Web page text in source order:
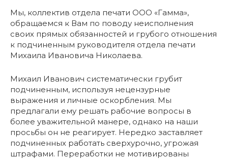
Мы, коллектив отдела печати ООО «Гамма»,
обращаемся к Вам по поводу неисполнения
своих прямых обязанностей и грубого отношения
к подчиненным руководителя отдела печати
Михаила Ивановича Николаева.
Михаил Иванович систематически грубит
подчиненным, используя нецензурные
выражения и личные оскорбления. Мы
предлагали ему решать рабочие вопросы в
более уважительной манере, однако на наши
просьбы он не реагирует. Нередко заставляет
подчиненных работать сверхурочно, угрожая
штрафами. Переработки не мотивированы